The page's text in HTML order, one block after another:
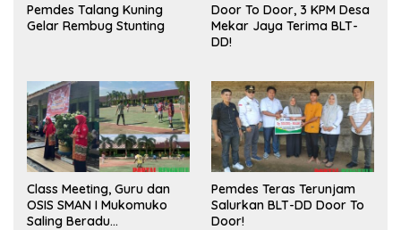
Pemdes Talang Kuning
Gelar Rembug Stunting
Door To Door, 3 KPM Desa
Mekar Jaya Terima BLT-
DD!
Class Meeting, Guru dan
OSIS SMAN I Mukomuko
Saling Beradu
Pemdes Teras Terunjam
Salurkan BLT-DD Door To
Door!